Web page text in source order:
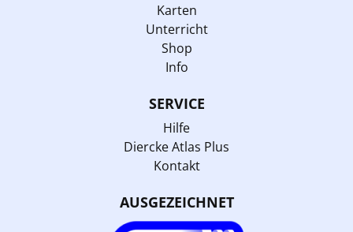
Karten
Unterricht
Shop
Info
SERVICE
Hilfe
Diercke Atlas Plus
Kontakt
AUSGEZEICHNET